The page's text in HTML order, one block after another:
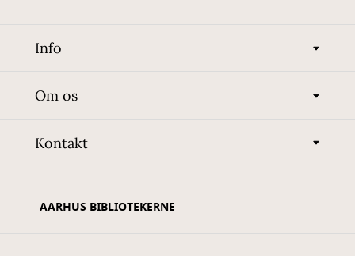
Info
Om os
Kontakt
AARHUS BIBLIOTEKERNE